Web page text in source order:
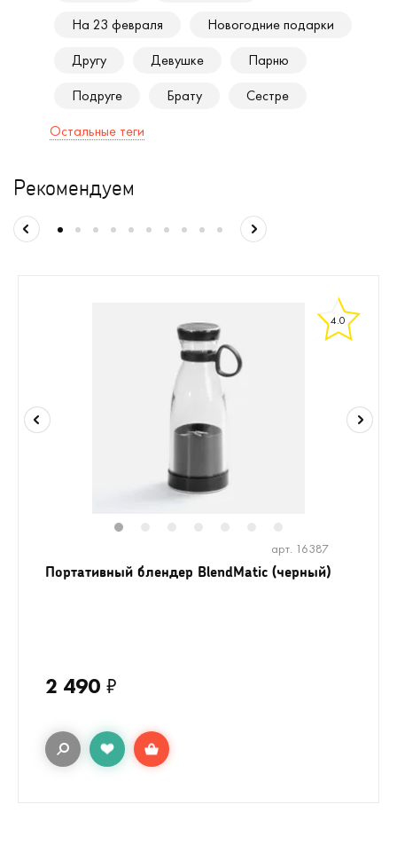
На 23 февраля
Новогодние подарки
Другу
Девушке
Парню
Подруге
Брату
Сестре
Остальные теги
Рекомендуем
4.0
арт. 16387
Портативный блендер BlendMatic (черный)
2 490 ₽